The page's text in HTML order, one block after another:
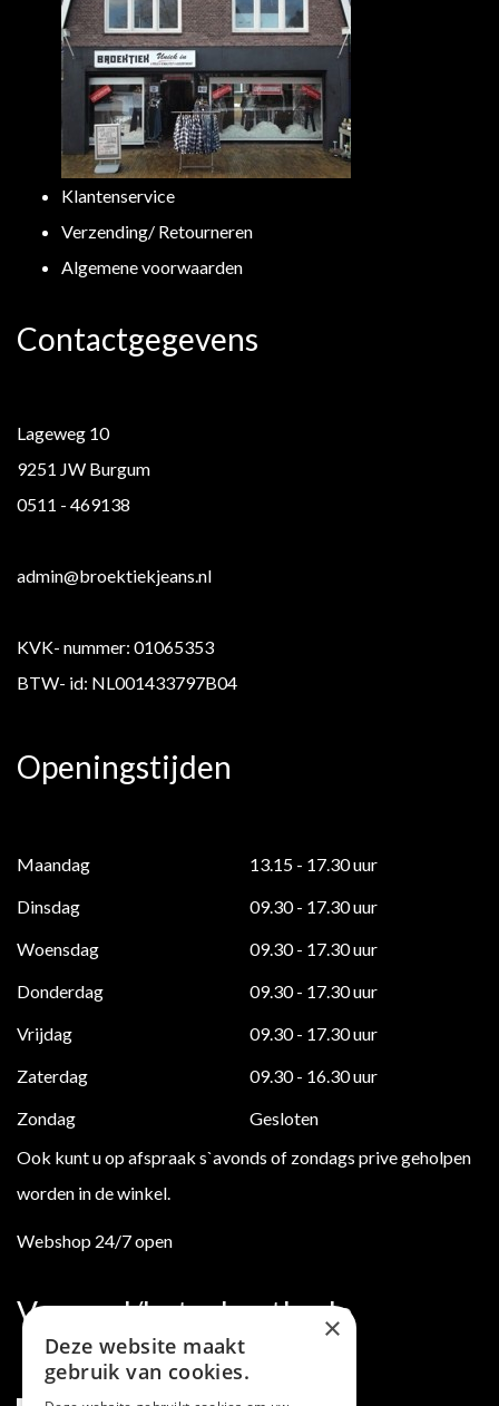
Klantenservice
Verzending/ Retourneren
Algemene voorwaarden
Contactgegevens
Lageweg 10
9251 JW Burgum
0511 - 469138
admin@broektiekjeans.nl
KVK- nummer: 01065353
BTW- id: NL001433797B04
Openingstijden
Maandag
13.15 - 17.30 uur
Dinsdag
09.30 - 17.30 uur
Woensdag
09.30 - 17.30 uur
Donderdag
09.30 - 17.30 uur
Vrijdag
09.30 - 17.30 uur
Zaterdag
09.30 - 16.30 uur
Zondag
Gesloten
Ook kunt u op afspraak s`avonds of zondags prive geholpen
worden in de winkel.
Webshop 24/7 open
Verzend/betaalmethode
×
Deze website maakt
gebruik van cookies.